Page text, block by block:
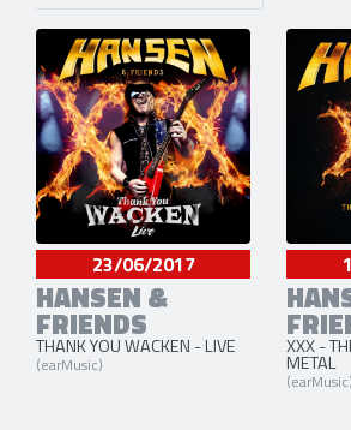
23/06/2017
HANSEN &
FRIENDS
THANK YOU WACKEN - LIVE
(earMusic)
XXX -
METAL
(earMusic)